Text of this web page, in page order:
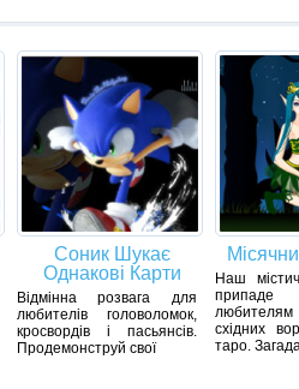
Соник Шукає
Однакові Карти
Відмінна розвага для
любителів головоломок,
кросвордів і пасьянсів.
Продемонструй свої
Наш
східних
таро.